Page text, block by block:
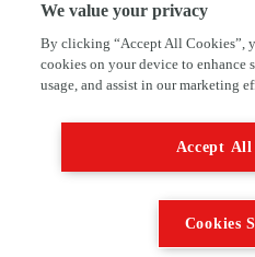
5711ES Someren
0493496533
info@vangastelautoservice.nl
autofirst-vangastel.nl
advertentie correct weer te geven.
worden ontleend aan de verstrekte
zaken welke voor jou belangrijk
beïnvloeden. Neem contact op
We value your privacy
By clicking “Accept All Cookies”,
cookies on your device to enhance
usage, and assist in our marketing
Accept All
Cookies